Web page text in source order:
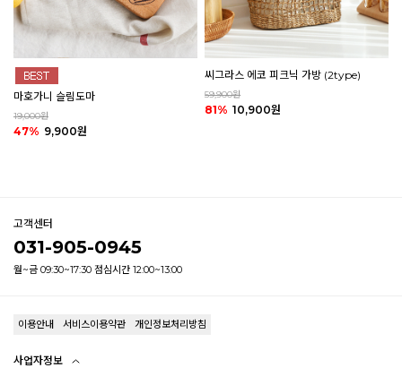
마호가니 슬림도마
19,000원
47% 9,900원
씨그라스 에코 피크닉 가방 (2type)
59,900원
81% 10,900원
고객센터
031-905-0945
월~금 09:30~17:30 점심시간 12:00~13:00
이용안내 서비스이용약관 개인정보처리방침
사업자정보